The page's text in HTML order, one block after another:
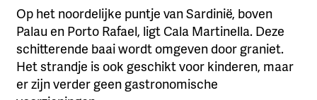
Op het noordelijke puntje van Sardinië, boven
Palau en Porto Rafael, ligt Cala Martinella. Deze
schitterende baai wordt omgeven door graniet.
Het strandje is ook geschikt voor kinderen, maar
er zijn verder geen gastronomische